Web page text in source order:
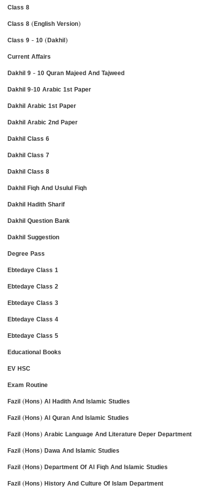
Class 8
Class 8 (English Version)
Class 9 - 10 (Dakhil)
Current Affairs
Dakhil 9 - 10 Quran Majeed And Tajweed
Dakhil 9-10 Arabic 1st Paper
Dakhil Arabic 1st Paper
Dakhil Arabic 2nd Paper
Dakhil Class 6
Dakhil Class 7
Dakhil Class 8
Dakhil Fiqh And Usulul Fiqh
Dakhil Hadith Sharif
Dakhil Question Bank
Dakhil Suggestion
Degree Pass
Ebtedaye Class 1
Ebtedaye Class 2
Ebtedaye Class 3
Ebtedaye Class 4
Ebtedaye Class 5
Educational Books
EV HSC
Exam Routine
Fazil (Hons) Al Hadith And Islamic Studies
Fazil (Hons) Al Quran And Islamic Studies
Fazil (Hons) Arabic Language And Literature Deper Department
Fazil (Hons) Dawa And Islamic Studies
Fazil (Hons) Department Of Al Fiqh And Islamic Studies
Fazil (Hons) History And Culture Of Islam Department